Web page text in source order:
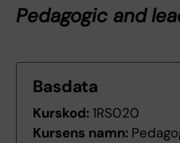
Pedagogic and
Basdata
Kurskod:1RS020
Kursens namn: